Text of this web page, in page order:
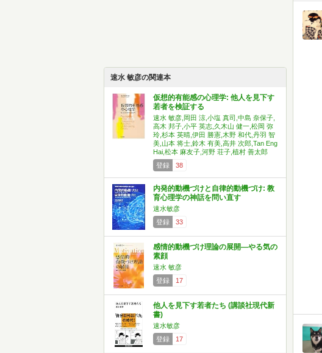
速水 敏彦の関連本
仮想的有能感の心理学: 他人を見下す
若者を検証する
速水 敏彦,岡田 涼,小塩 真司,中島 奈保子,
高木 邦子,小平 英志,久木山 健一,松岡 弥
玲,杉本 英晴,伊田 勝憲,木野 和代,丹羽 智
美,山本 将士,鈴木 有美,高井 次郎,Tan Eng
Hai,松本 麻友子,河野 荘子,植村 善太郎
登録
38
内発的動機づけと自律的動機づけ: 教
育心理学の神話を問い直す
速水敏彦
登録
33
感情的動機づけ理論の展開―やる気の
素顔
速水 敏彦
登録
17
他人を見下す若者たち (講談社現代新
書)
速水敏彦
登録
17